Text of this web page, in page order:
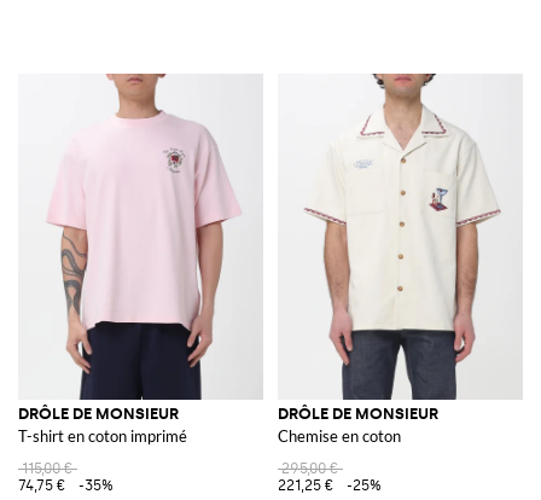
DRÔLE DE MONSIEUR
T-shirt en coton imprimé
115,00 €
74,75 €
-35%
DRÔLE DE MONSIEUR
Chemise en coton
295,00 €
221,25 €
-25%